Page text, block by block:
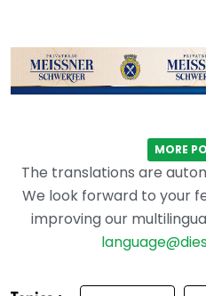
MORE
The translations are
We look forward to your
improving our